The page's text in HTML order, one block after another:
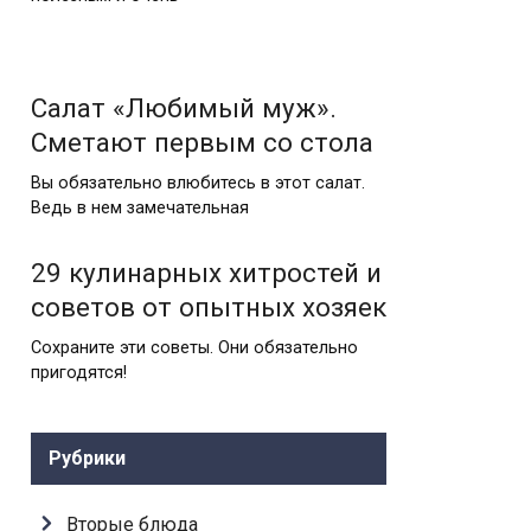
Салат «Любимый муж».
Сметают первым со стола
Вы обязательно влюбитесь в этот салат.
Ведь в нем замечательная
29 кулинарных хитростей и
советов от опытных хозяек
Сохраните эти советы. Они обязательно
пригодятся!
Рубрики
Вторые блюда